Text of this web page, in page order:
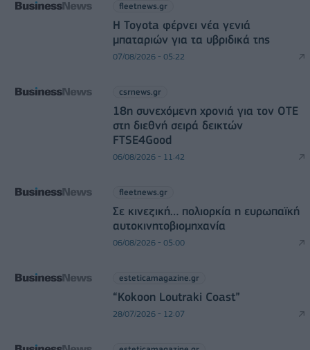
fleetnews.gr
Η Toyota φέρνει νέα γενιά
μπαταριών για τα υβριδικά της
07/08/2026 - 05:22
csrnews.gr
18η συνεχόμενη χρονιά για τον ΟΤΕ
στη διεθνή σειρά δεικτών
FTSE4Good
06/08/2026 - 11:42
fleetnews.gr
Σε κινεζική… πολιορκία η ευρωπαϊκή
αυτοκινητοβιομηχανία
06/08/2026 - 05:00
esteticamagazine.gr
“Kokoon Loutraki Coast”
28/07/2026 - 12:07